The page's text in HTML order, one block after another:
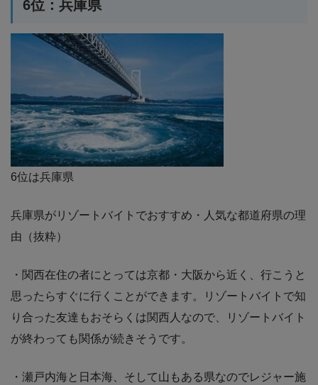
6位：兵庫県
6位は兵庫県
兵庫県がリゾートバイトでおすすめ・人気な都道府県の理
由（抜粋）
・関西在住の者にとっては京都・大阪から近く、行こうと
思ったらすぐに行くことができます。リゾートバイトで知
り合った友達もおそらくは関西人なので、リゾートバイト
が終わっても関係が続きそうです。
・瀬戸内海と日本海、そして山もある県なのでレジャー施